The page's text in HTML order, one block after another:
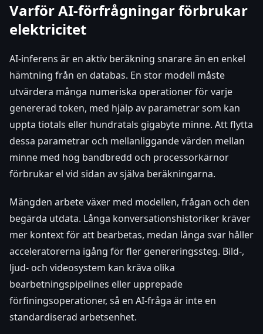
Varför AI-förfrågningar förbrukar
elektricitet
AI-inferens är en aktiv beräkning snarare än en enkel
hämtning från en databas. En stor modell måste
utvärdera många numeriska operationer för varje
genererad token, med hjälp av parametrar som kan
uppta tiotals eller hundratals gigabyte minne. Att flytta
dessa parametrar och mellanliggande värden mellan
minne med hög bandbredd och processorkärnor
förbrukar el vid sidan av själva beräkningarna.
Mängden arbete växer med modellen, frågan och den
begärda utdata. Långa konversationshistoriker kräver
mer kontext för att bearbetas, medan långa svar håller
acceleratorerna igång för fler genereringssteg. Bild-,
ljud- och videosystem kan kräva olika
bearbetningspipelines eller upprepade
förfiningsoperationer, så en AI-fråga är inte en
standardiserad arbetsenhet.